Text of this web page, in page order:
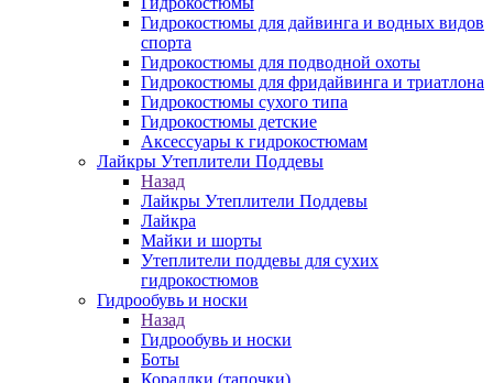
Гидрокостюмы для дайвинга и водных видов
спорта
Гидрокостюмы для подводной охоты
Гидрокостюмы для фридайвинга и триатлона
Гидрокостюмы сухого типа
Гидрокостюмы детские
Аксессуары к гидрокостюмам
Лайкры Утеплители Поддевы
Назад
Лайкры Утеплители Поддевы
Лайкра
Майки и шорты
Утеплители поддевы для сухих
гидрокостюмов
Гидрообувь и носки
Назад
Гидрообувь и носки
Боты
Кораллки (тапочки)